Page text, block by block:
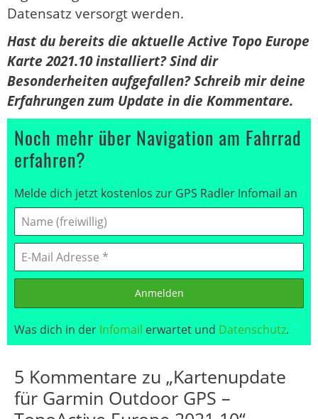
Datensatz versorgt werden.
Hast du bereits die aktuelle Active Topo Europe
Karte 2021.10 installiert? Sind dir
Besonderheiten aufgefallen? Schreib mir deine
Erfahrungen zum Update in die Kommentare.
Noch mehr über Navigation am Fahrrad
erfahren?
Melde dich jetzt kostenlos zur GPS Radler Infomail an
Anmelden
Was dich in der Infomail erwartet und Datenschutz.
5 Kommentare zu „Kartenupdate
für Garmin Outdoor GPS –